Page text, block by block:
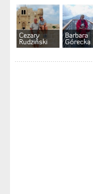
Cezary
Rudziński
Barbara
Górecka